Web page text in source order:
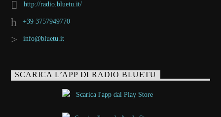
http://radio.bluetu.it/
+39 3757949770
info@bluetu.it
SCARICA L’APP DI RADIO BLUETU